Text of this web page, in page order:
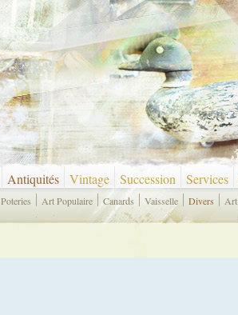
Antiquités Vintage Succession Services
Poteries Art Populaire Canards Vaisselle Divers Art